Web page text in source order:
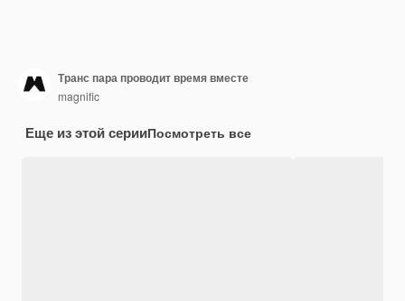
Транс пара проводит время вместе
magnific
Еще из этой серииПосмотреть все